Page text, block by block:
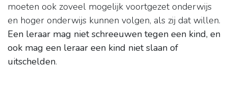
moeten ook zoveel mogelijk voortgezet onderwijs
en hoger onderwijs kunnen volgen, als zij dat willen.
Een leraar mag niet schreeuwen tegen een kind, en
ook mag een leraar een kind niet slaan of
uitschelden.